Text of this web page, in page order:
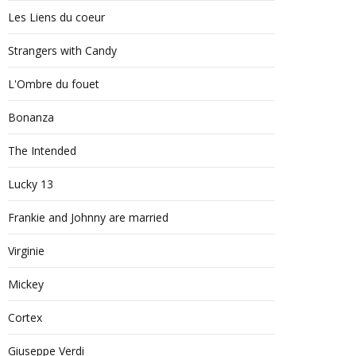
Les Liens du coeur
Strangers with Candy
L'Ombre du fouet
Bonanza
The Intended
Lucky 13
Frankie and Johnny are married
Virginie
Mickey
Cortex
Giuseppe Verdi